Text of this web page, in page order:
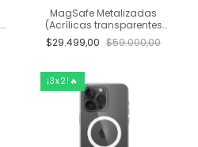
MagSafe Metalizadas
(Acrílicas transparentes
metalizadas + MagSafe)
$29.499,00 $59.000,00
¡3x2!🔥